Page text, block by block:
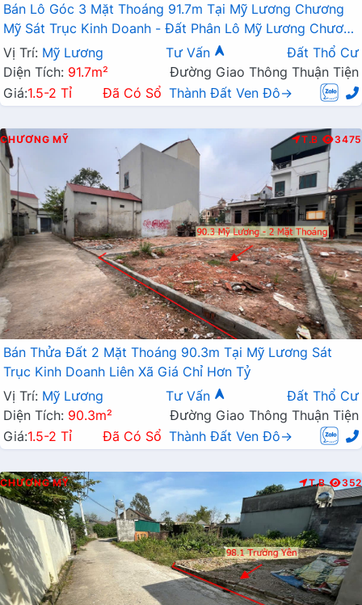
Bán Lô Góc 3 Mặt Thoáng 91.7m Tại Mỹ Lương Chương
Mỹ Sát Trục Kinh Doanh - Đất Phân Lô Mỹ Lương Chương
Mỹ
Vị Trí: Mỹ Lương Tư Vấn
Đất Thổ Cư
Diện Tích: 91.7m²
Đường Giao Thông Thuận Tiện
Giá:1.5-2 Tỉ Đã Có Sổ Thành Đất Ven Đô→
CHƯƠNG MỸ T.B 3475
Bán Thửa Đất 2 Mặt Thoáng 90.3m Tại Mỹ Lương Sát
Trục Kinh Doanh Liên Xã Giá Chỉ Hơn Tỷ
Vị Trí: Mỹ Lương Tư Vấn
Đất Thổ Cư
Diện Tích: 90.3m²
Đường Giao Thông Thuận Tiện
Giá:1.5-2 Tỉ Đã Có Sổ Thành Đất Ven Đô→
CHƯƠNG MỸ T.B 352